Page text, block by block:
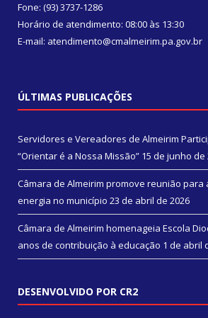
Fone: (93) 3737-1286
Horário de atendimento: 08:00 às 13:30
E-mail: atendimento@cmalmeirim.pa.gov.br
ÚLTIMAS PUBLICAÇÕES
Servidores e Vereadores de Almeirim
“Orientar é a Nossa Missão” 15 de junho de
Câmara de Almeirim promove reunião para
energia no município 23 de abril de 2026
Câmara de Almeirim homenageia Escola
anos de contribuição à educação 1 de abril
DESENVOLVIDO POR CR2